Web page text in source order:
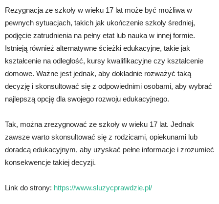
Rezygnacja ze szkoły w wieku 17 lat może być możliwa w
pewnych sytuacjach, takich jak ukończenie szkoły średniej,
podjęcie zatrudnienia na pełny etat lub nauka w innej formie.
Istnieją również alternatywne ścieżki edukacyjne, takie jak
kształcenie na odległość, kursy kwalifikacyjne czy kształcenie
domowe. Ważne jest jednak, aby dokładnie rozważyć taką
decyzję i skonsultować się z odpowiednimi osobami, aby wybrać
najlepszą opcję dla swojego rozwoju edukacyjnego.
Tak, można zrezygnować ze szkoły w wieku 17 lat. Jednak
zawsze warto skonsultować się z rodzicami, opiekunami lub
doradcą edukacyjnym, aby uzyskać pełne informacje i zrozumieć
konsekwencje takiej decyzji.
Link do strony: https://www.sluzycprawdzie.pl/